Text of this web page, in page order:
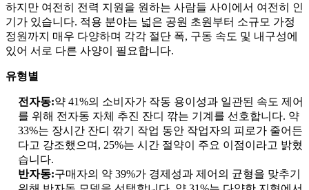
하지만 여전히 전력 지원을 원하는 사람들 사이에서 여전히 인
기가 있습니다. 적용 분야는 넓은 공원 초원부터 소규모 가정
정원까지 매우 다양하며 각각 절단 폭, 구동 속도 및 내구성에
있어 서로 다른 사양이 필요합니다.
유형별
전자동:약 41%의 소비자가 작동 용이성과 일관된 속도 제어
를 위해 전자동 자체 추진 잔디 깎는 기계를 선호합니다. 약
33%는 장시간 잔디 깎기 작업 동안 작업자의 피로가 줄어든
다고 강조했으며, 25%는 시간 절약이 주요 이점이라고 밝혔
습니다.
반자동:구매자의 약 39%가 경제성과 제어의 균형을 맞추기